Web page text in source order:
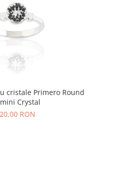
cristale Primero Round
Crystal
RON